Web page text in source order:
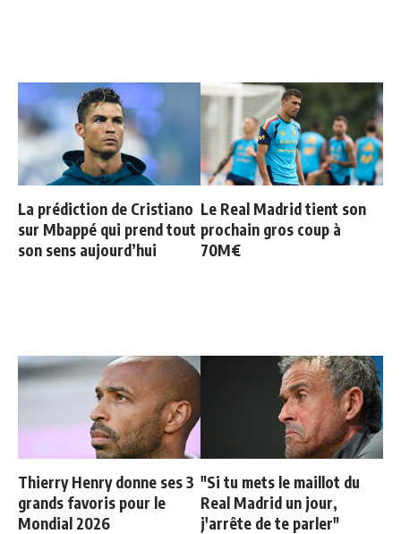
La prédiction de Cristiano
sur Mbappé qui prend tout
son sens aujourd’hui
Le Real Madrid tient son
prochain gros coup à
70M€
Thierry Henry donne ses 3
grands favoris pour le
Mondial 2026
"Si tu mets le maillot du
Real Madrid un jour,
j'arrête de te parler"